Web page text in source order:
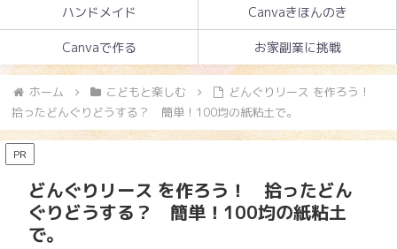
ハンドメイド Canvaきほんのき
Canvaで作る お家副業に挑戦
ホーム こどもと楽しむ
どんぐりリース を作ろう！
拾ったどんぐりどうする？ 簡単！100均の紙粘土で。
PR
どんぐりリース を作ろう！ 拾ったどん
ぐりどうする？ 簡単！100均の紙粘土
で。